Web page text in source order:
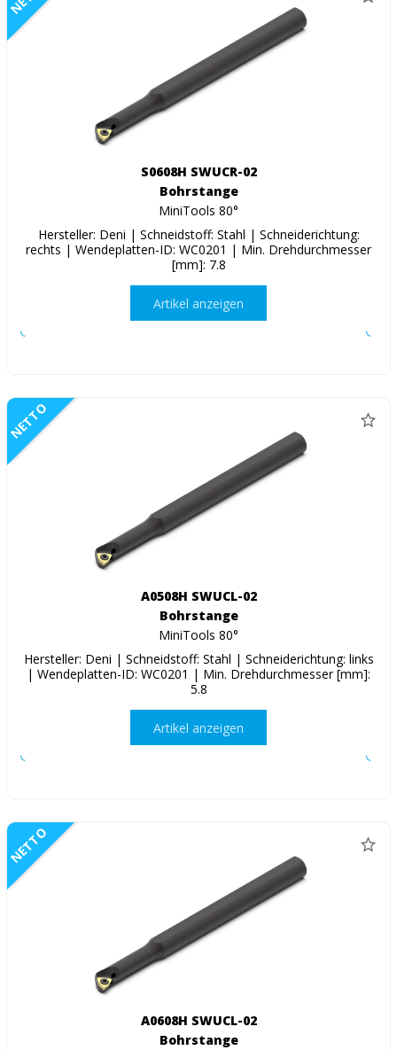
S0608H SWUCR-02
Bohrstange
MiniTools 80°
Hersteller: Deni | Schneidstoff: Stahl | Schneiderichtung:
rechts | Wendeplatten-ID: WC0201 | Min. Drehdurchmesser
[mm]: 7.8
Artikel anzeigen
NETTO
A0508H SWUCL-02
Bohrstange
MiniTools 80°
Hersteller: Deni | Schneidstoff: Stahl | Schneiderichtung: links
| Wendeplatten-ID: WC0201 | Min. Drehdurchmesser [mm]:
5.8
Artikel anzeigen
NETTO
A0608H SWUCL-02
Bohrstange